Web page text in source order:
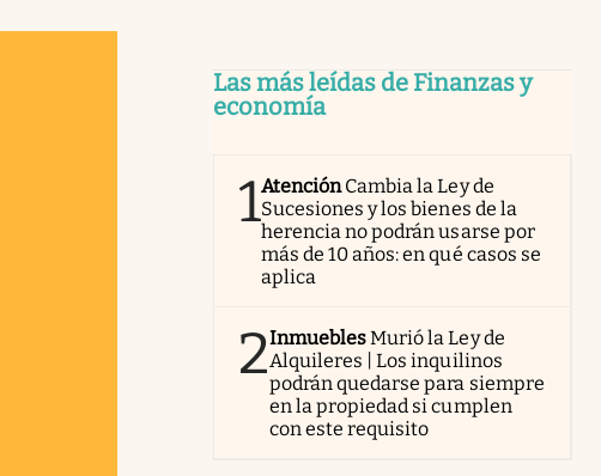
Las más leídas de Finanzas y
economía
1AtenciónCambia la Ley de
Sucesiones y los bienes de la
herencia no podrán usarse por
más de 10 años: en qué casos se
aplica
2InmueblesMurió la Ley de
Alquileres | Los inquilinos
podrán quedarse para siempre
en la propiedad si cumplen
con este requisito